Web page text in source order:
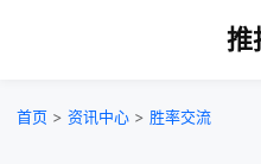
推
首页 > 资讯中心 > 胜率交流